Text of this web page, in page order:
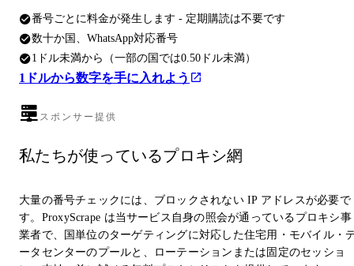
番号ごとに料金が発生します - 定期購読は不要です
数十か国、WhatsApp対応番号
1ドル未満から（一部の国では0.50ドル未満）
1ドルから数字を手に入れよう
スポンサー提供
私たちが使っているプロキシ網
大量の番号チェックには、ブロックされない IP アドレスが必要で
す。ProxyScrape は当サービス自身の照会が通っているプロキシ事
業者で、国単位のターゲティングに対応した住宅用・モバイル・
ータセンターのプールと、ローテーションまたは固定のセッショ